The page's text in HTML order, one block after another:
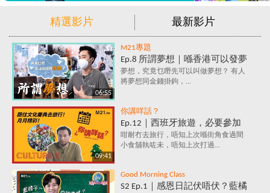
精選影片 最新影片
06:55
M21專題
Ep.8 所謂夢想｜喺香港可以發夢
嗎？夢想究竟係咩？追夢=金錢
+金錢+金錢？
夢想，究竟乜嘢先可以叫做夢想？ 有人
將夢想同金錢掛鉤，...
09:41
你講咩話？
Ep.12｜西班牙旅遊，必要參加
的文化慶典活動✈️ 跟住節日去旅
行～月月精彩！
咁耐冇去旅行，唔知上次喺街角食過間
小食舖執咗未，唔知上次打過...
Good Morning Class
S2 Ep.1｜感恩日記伏唔伏？藍橘